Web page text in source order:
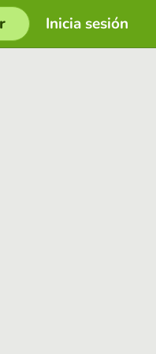
Inicia sesión